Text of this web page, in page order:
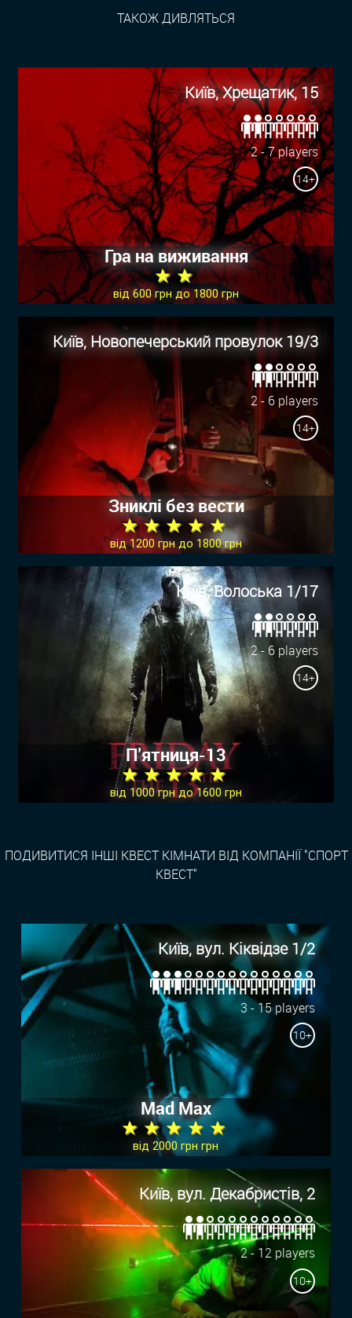
ТАКОЖ ДИВЛЯТЬСЯ
Київ, Хрещатик, 15
2 - 7 players
14+
Гра на виживання
★ ★
від 600 грн до 1800 грн
Київ, Новопечерський провулок 19/3
2 - 6 players
14+
Зниклі без вести
★ ★ ★ ★ ★
від 1200 грн до 1800 грн
Київ, Волоська 1/17
2 - 6 players
14+
П'ятниця-13
★ ★ ★ ★ ★
від 1000 грн до 1600 грн
ПОДИВИТИСЯ ІНШІ КВЕСТ КІМНАТИ ВІД КОМПАНІЇ "СПОРТ
КВЕСТ"
Київ, вул. Кіквідзе 1/2
3 - 15 players
10+
Mad Max
★ ★ ★ ★ ★
від 2000 грн грн
Київ, вул. Декабристів, 2
2 - 12 players
10+